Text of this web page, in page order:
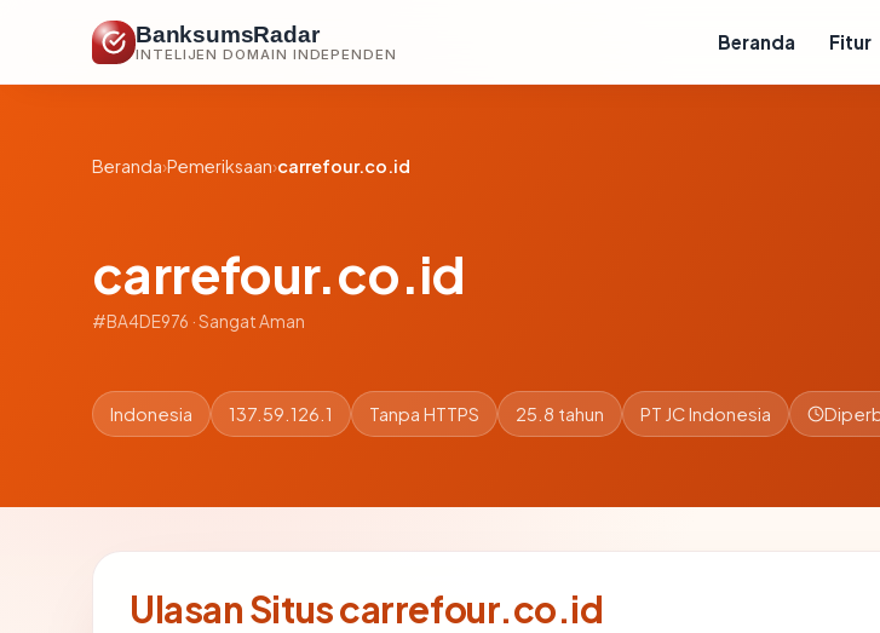
BanksumsRadar
INTELIJEN DOMAIN INDEPENDEN
Beranda Fitur
Beranda›Pemeriksaan›carrefour.co.id
carrefour.co.id
#BA4DE976 · Sangat Aman
Indonesia 137.59.126.1 Tanpa HTTPS 25.8 tahun PT JC Indonesia
Ulasan Situs carrefour.co.id